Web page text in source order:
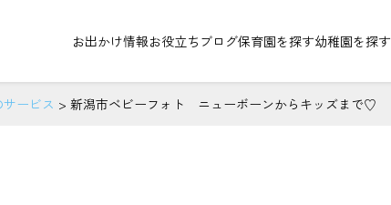
お出かけ情報お役立ちブログ保育園を探す幼稚園を探す
ービス > 新潟市ベビーフォト ニューボーンからキッズまで♡